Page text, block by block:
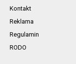
Kontakt
Reklama
Regulamin
RODO